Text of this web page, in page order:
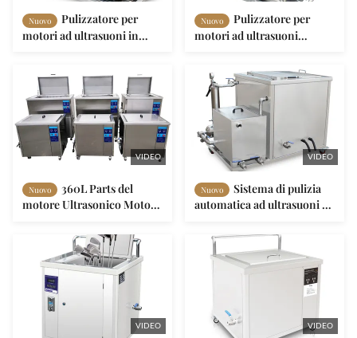
Nuovo
Pulizzatore per
motori ad ultrasuoni in
Nuovo
Pulizzatore per
motori ad ultrasuoni
VIDEO
Nuovo
360L Parts del
motore Ultrasonico Motore
Ultrasonico Serbatoio
VIDEO
Nuovo
Sistema di pulizia
automatica ad ultrasuoni da
VIDEO VIDEO